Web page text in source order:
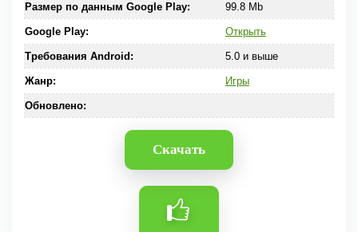
Размер по данным Google Play: 99.8 Mb
Google Play: Открыть
Требования Android: 5.0 и выше
Жанр: Игры
Обновлено:
Скачать